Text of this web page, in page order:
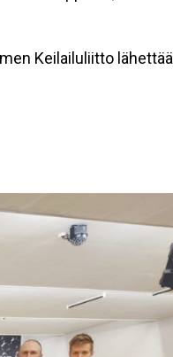
Keilailuliitto lähettää